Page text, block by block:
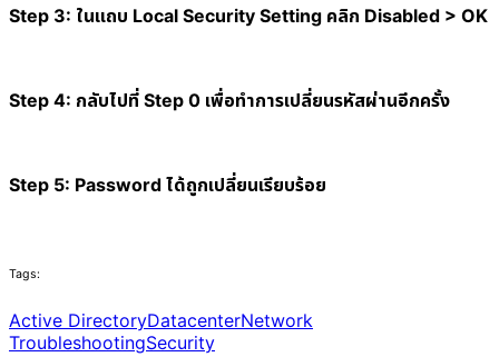
Step 3: ในแถบ Local Security Setting คลิก Disabled > OK
Step 4: กลับไปที่ Step 0 เพื่อทำการเปลี่ยนรหัสผ่านอีกครั้ง
Step 5: Password ได้ถูกเปลี่ยนเรียบร้อย
Tags:
Active DirectoryDatacenterNetwork
TroubleshootingSecurity